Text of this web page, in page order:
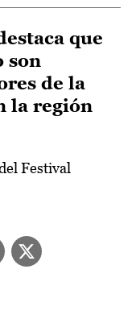
que
son
de la
la región
Festival